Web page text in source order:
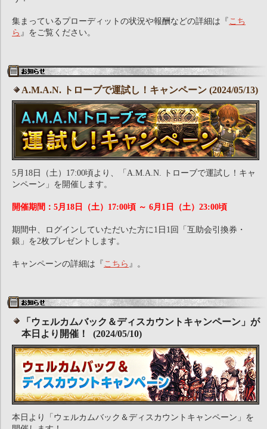
集まっているプローディットの状況や報酬などの詳細は『 こち
ら 』をご覧ください。
A.M.A.N. トローブで運試し！キャンペーン (2024/05/13)
5月18日（土）17:00頃より、「A.M.A.N. トローブで運試し！キャ
ンペーン」を開催します。
開催期間：5月18日（土）17:00頃 ～ 6月1日（土）23:00頃
期間中、ログインしていただいた方に1日1回「互助会引換券・
銀」を2枚プレゼントします。
キャンペーンの詳細は『 こちら 』。
「ウェルカムバック＆ディスカウントキャンペーン」が
本日より開催！ (2024/05/10)
本日より「ウェルカムバック＆ディスカウントキャンペーン」を